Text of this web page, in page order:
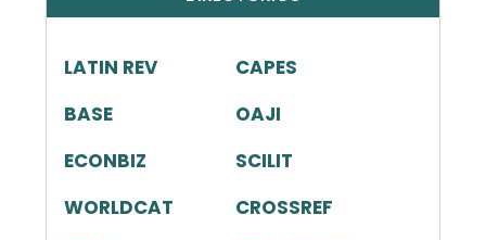
LATIN REV
CAPES
BASE
OAJI
ECONBIZ
SCILIT
WORLDCAT
CROSSREF